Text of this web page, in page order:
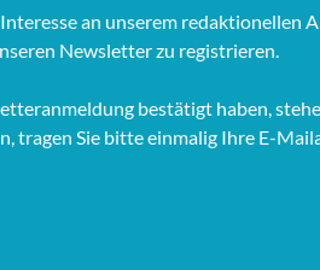
an unserem redaktionellen
Newsletter zu registrieren.
bestätigt haben,
tragen Sie bitte einmalig Ihre E-